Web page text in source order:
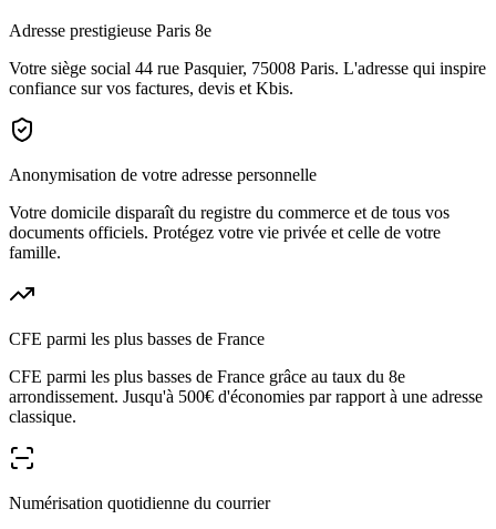
Adresse prestigieuse Paris 8e
Votre siège social 44 rue Pasquier, 75008 Paris. L'adresse qui inspire
confiance sur vos factures, devis et Kbis.
Anonymisation de votre adresse personnelle
Votre domicile disparaît du registre du commerce et de tous vos
documents officiels. Protégez votre vie privée et celle de votre
famille.
CFE parmi les plus basses de France
CFE parmi les plus basses de France grâce au taux du 8e
arrondissement. Jusqu'à 500€ d'économies par rapport à une adresse
classique.
Numérisation quotidienne du courrier